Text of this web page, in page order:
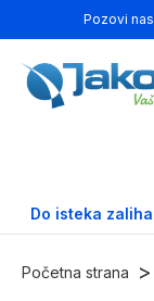
Pozovi nas
Do isteka zaliha
Početna strana >